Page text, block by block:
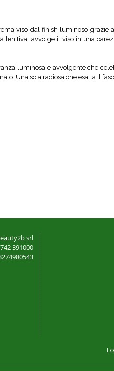
viso dal finish luminoso
lenitiva, avvolge il viso in una
luminosa e avvolgente che
Una scia radiosa che esalta il
srl
391000